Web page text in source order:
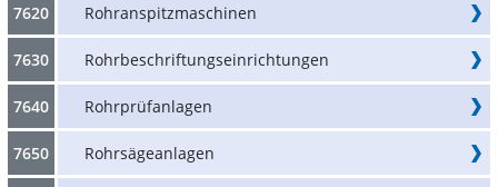
7620 Rohranspitzmaschinen
7630 Rohrbeschriftungseinrichtungen
7640 Rohrprüfanlagen
7650 Rohrsägeanlagen